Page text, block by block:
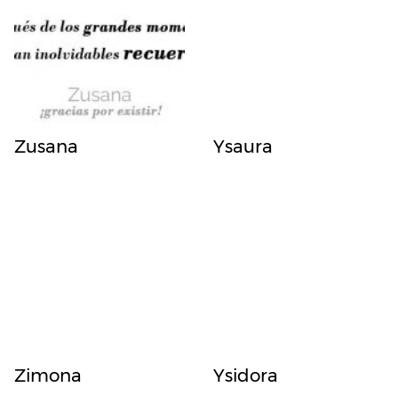
Zusana Ysaura
Zimona Ysidora